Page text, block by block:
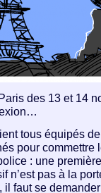
des 13 et 14
tous équipés
pour commettre
: une
n’est pas à la
il faut se